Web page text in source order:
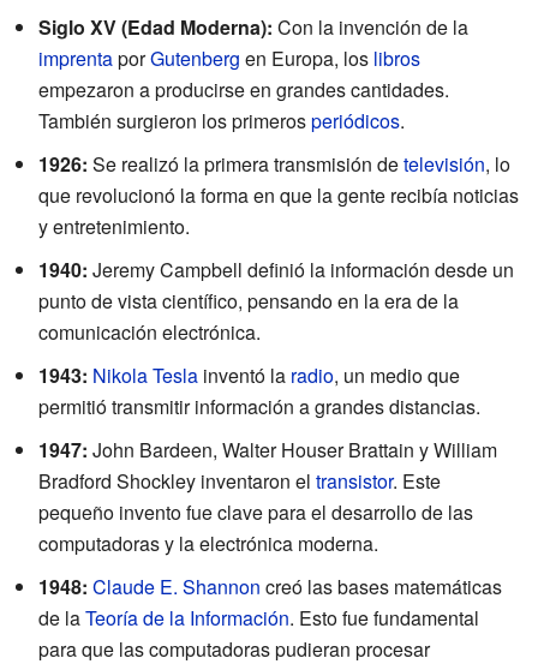
Siglo XV (Edad Moderna): Con la invención de la
imprentaporGutenberg en Europa, los libros
empezaron a producirse en grandes cantidades.
También surgieron los primerosperiódicos.
1926: Se realizó la primera transmisión detelevisión, lo
que revolucionó la forma en que la gente recibía noticias
y entretenimiento.
1940: Jeremy Campbell definió la información desde un
punto de vista científico, pensando en la era de la
comunicación electrónica.
1943: Nikola Tesla inventó la radio, un medio que
permitió transmitir información a grandes distancias.
1947: John Bardeen, Walter Houser Brattain y William
Bradford Shockley inventaron el transistor. Este
pequeño invento fue clave para el desarrollo de las
computadoras y la electrónica moderna.
1948: Claude E. Shannon creó las bases matemáticas
de laTeoría de la Información. Esto fue fundamental
para que las computadoras pudieran procesar